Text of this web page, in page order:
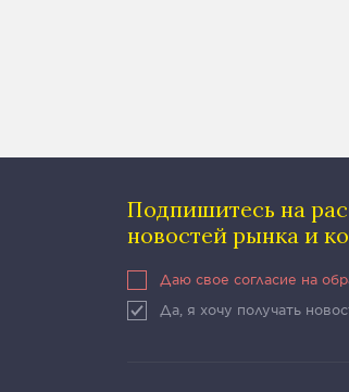
Подпишитесь на
новостей рынка и
Даю свое согласие на
Да, я хочу получать